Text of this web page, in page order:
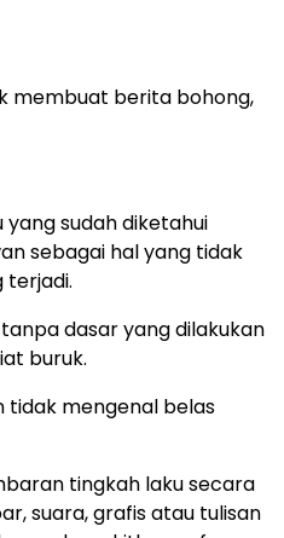
membuat berita bohong,
sudah diketahui
sebagai hal yang tidak
terjadi.
dasar yang dilakukan
buruk.
tidak mengenal belas
tingkah laku secara
suara, grafis atau tulisan